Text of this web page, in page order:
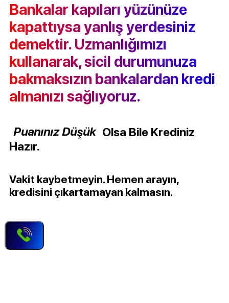
Bankalar kapıları yüzünüze
kapattıysa yanlış yerdesiniz
demektir. Uzmanlığımızı
kullanarak, sicil durumunuza
bakmaksızın bankalardan kredi
almanızı sağlıyoruz.
Puanınız Düşük Olsa Bile Krediniz
Hazır.
Vakit kaybetmeyin. Hemen arayın,
kredisini çıkartamayan kalmasın.